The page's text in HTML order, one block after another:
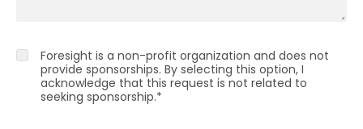
Foresight is a non-profit organization and does not
provide sponsorships. By selecting this option, I
acknowledge that this request is not related to
seeking sponsorship.*